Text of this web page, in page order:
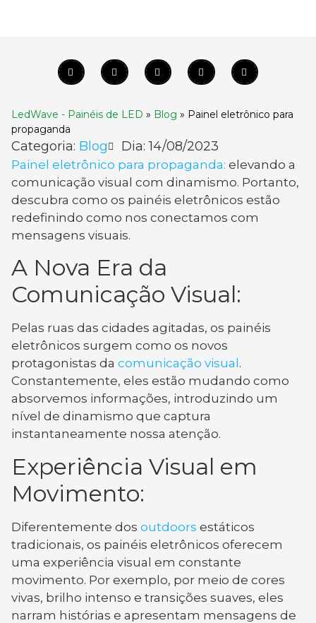
LedWave - Painéis de LED » Blog » Painel eletrônico para
propaganda
Categoria: Blog Dia:14/08/2023
Painel eletrônico para propaganda: elevando a
comunicação visual com dinamismo. Portanto,
descubra como os painéis eletrônicos estão
redefinindo como nos conectamos com
mensagens visuais.
A Nova Era da
Comunicação Visual:
Pelas ruas das cidades agitadas, os painéis
eletrônicos surgem como os novos
protagonistas da comunicação visual .
Constantemente, eles estão mudando como
absorvemos informações, introduzindo um
nível de dinamismo que captura
instantaneamente nossa atenção.
Experiência Visual em
Movimento:
Diferentemente dos outdoors estáticos
tradicionais, os painéis eletrônicos oferecem
uma experiência visual em constante
movimento. Por exemplo, por meio de cores
vivas, brilho intenso e transições suaves, eles
narram histórias e apresentam mensagens de